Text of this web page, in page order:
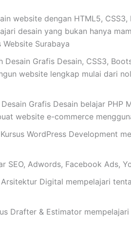
website dengan HTML5,
desain yang bukan hanya
Surabaya
Desain Grafis Desain, CSS3,
website lengkap mulai dari
Grafis Desain belajar PHP
website e-commerce
Kursus WordPress
SEO, Adwords, Facebook
Arsitektur Digital mempelajari
Drafter & Estimator